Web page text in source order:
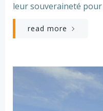
leur souveraineté
read more